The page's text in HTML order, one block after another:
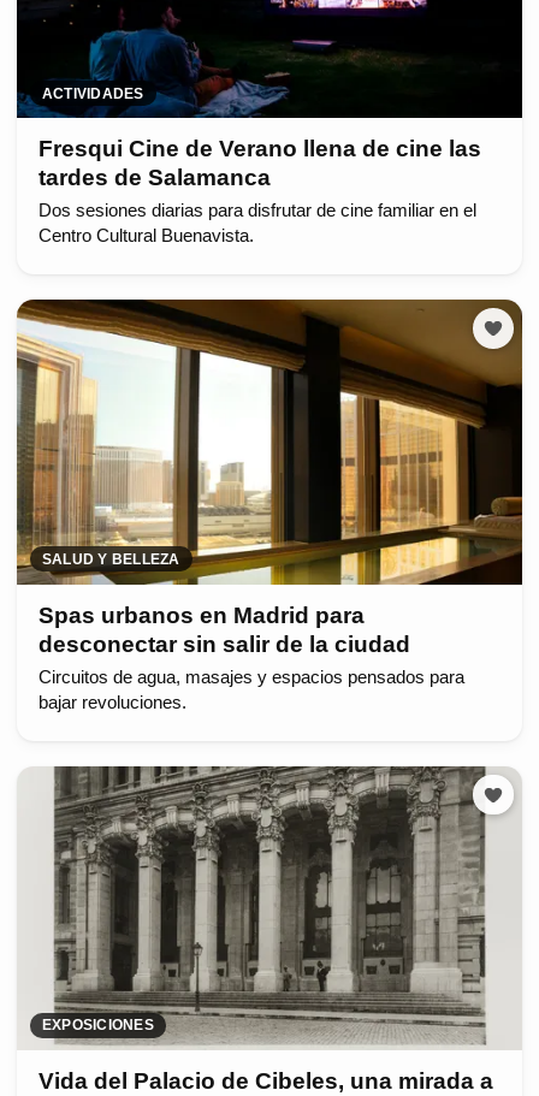
ACTIVIDADES
Fresqui Cine de Verano llena de cine las
tardes de Salamanca
Dos sesiones diarias para disfrutar de cine familiar en el
Centro Cultural Buenavista.
SALUD Y BELLEZA
Spas urbanos en Madrid para
desconectar sin salir de la ciudad
Circuitos de agua, masajes y espacios pensados para
bajar revoluciones.
EXPOSICIONES
Vida del Palacio de Cibeles, una mirada a